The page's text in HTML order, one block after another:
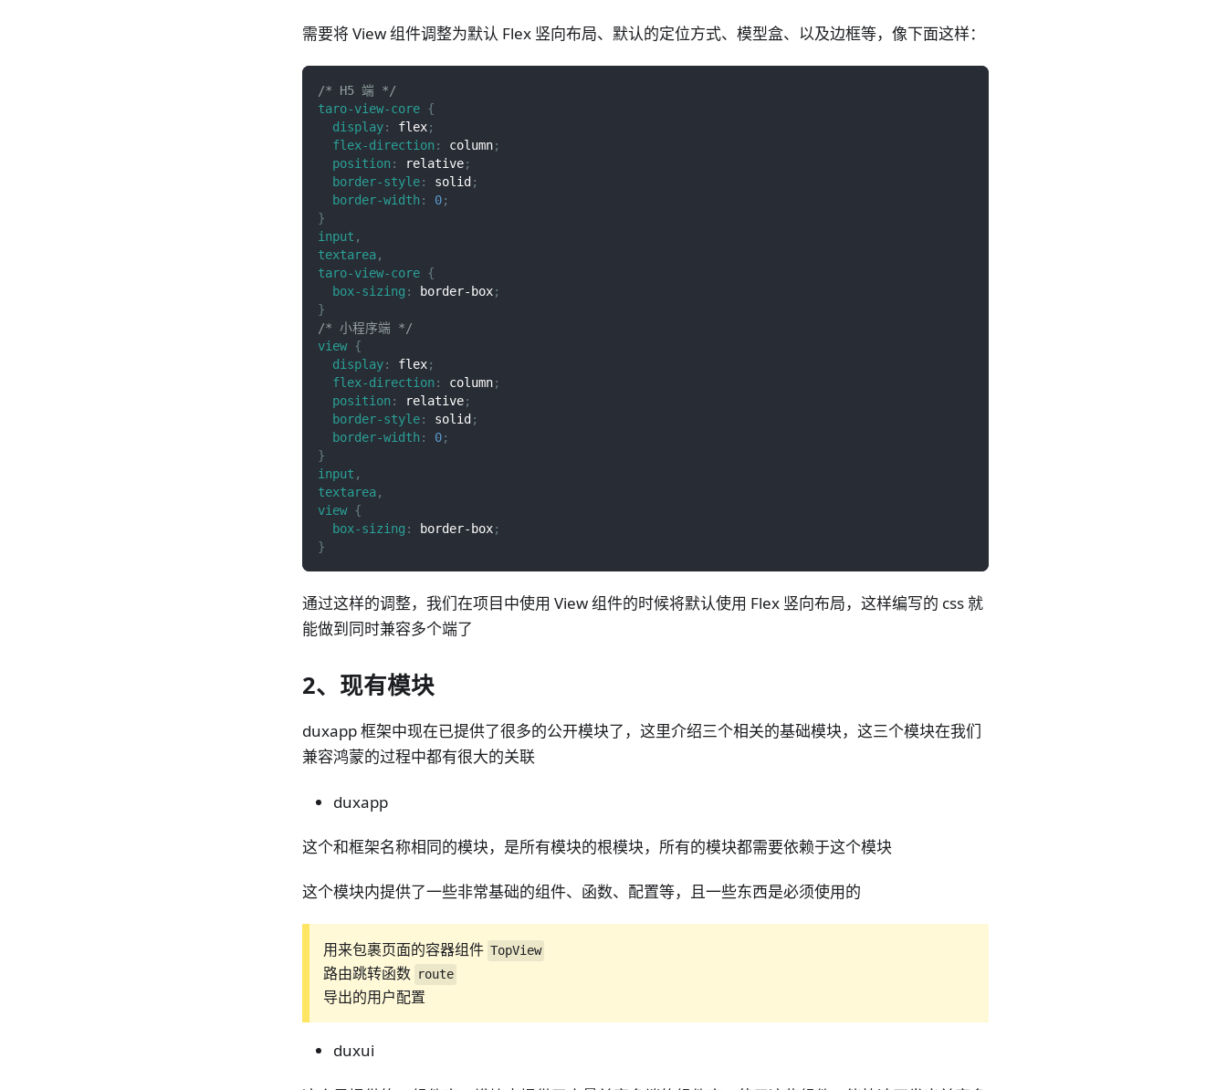
需要将 View 组件调整为默认 Flex 竖向布局、默认的定位方式、模型盒、以及边框等，像下面这样：
/* H5 端 */
taro-view-core {
display: flex;
flex-direction : column;
position : relative;
border-style: solid ;
border-width : 0;
}
input ,
textarea,
taro-view-core {
box-sizing : border-box;
}
/* 小程序端 */
view {
display: flex;
flex-direction : column;
position : relative;
border-style: solid ;
border-width : 0;
}
input ,
textarea,
view {
box-sizing : border-box;
}
通过这样的调整，我们在项目中使用 View 组件的时候将默认使用 Flex 竖向布局，这样编写的 css 就
能做到同时兼容多个端了
2、现有模块
duxapp 框架中现在已提供了很多的公开模块了，这里介绍三个相关的基础模块，这三个模块在我们
兼容鸿蒙的过程中都有很大的关联
duxapp
这个和框架名称相同的模块，是所有模块的根模块，所有的模块都需要依赖于这个模块
这个模块内提供了一些非常基础的组件、函数、配置等，且一些东西是必须使用的
用来包裹页面的容器组件 TopView
路由跳转函数 route
导出的用户配置
duxui